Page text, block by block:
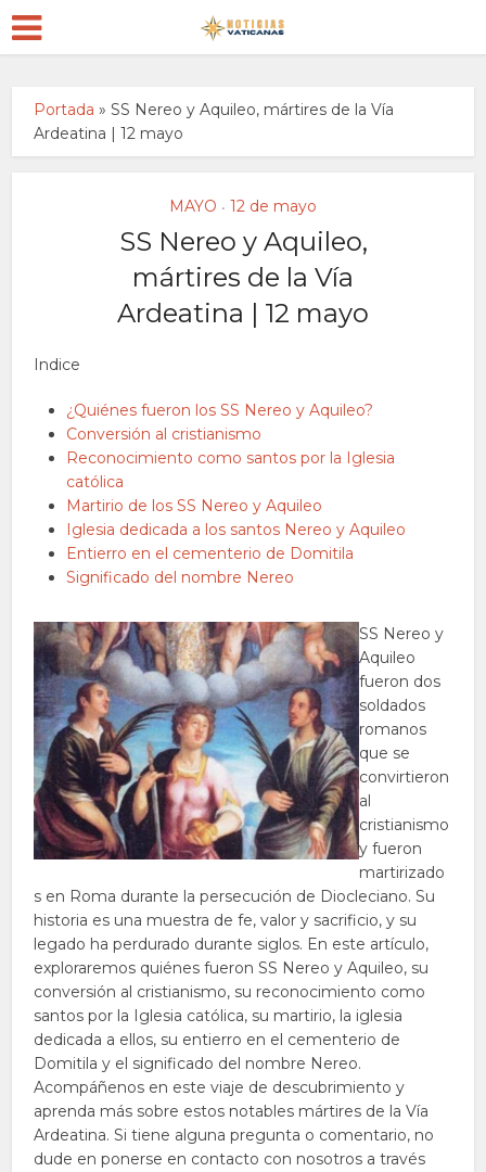
Portada »SS Nereo y Aquileo, mártires de la Vía
Ardeatina | 12 mayo
MAYO • 12 de mayo
SS Nereo y Aquileo,
mártires de la Vía
Ardeatina | 12 mayo
Indice
¿Quiénes fueron los SS Nereo y Aquileo?
Conversión al cristianismo
Reconocimiento como santos por la Iglesia
católica
Martirio de los SS Nereo y Aquileo
Iglesia dedicada a los santos Nereo y Aquileo
Entierro en el cementerio de Domitila
Significado del nombre Nereo
SS Nereo y
Aquileo
fueron dos
soldados
romanos
que se
convirtieron
al
cristianismo
y fueron
martirizado
s en Roma durante la persecución de Diocleciano. Su
historia es una muestra de fe, valor y sacrificio, y su
legado ha perdurado durante siglos. En este artículo,
exploraremos quiénes fueron SS Nereo y Aquileo, su
conversión al cristianismo, su reconocimiento como
santos por la Iglesia católica, su martirio, la iglesia
dedicada a ellos, su entierro en el cementerio de
Domitila y el significado del nombre Nereo.
Acompáñenos en este viaje de descubrimiento y
aprenda más sobre estos notables mártires de la Vía
Ardeatina. Si tiene alguna pregunta o comentario, no
dude en ponerse en contacto con nosotros a través